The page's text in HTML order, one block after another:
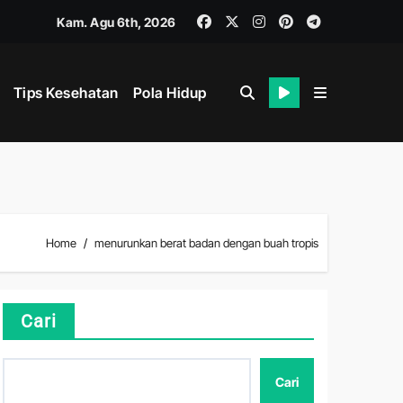
Kam. Agu 6th, 2026
Tips Kesehatan Pola Hidup
Home menurunkan berat badan dengan buah tropis
Cari
Cari